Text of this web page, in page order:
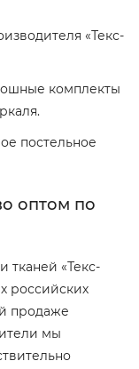
«Текс-
комплекты
постельное
оптом по
тканей «Текс-
российских
продаже
мы